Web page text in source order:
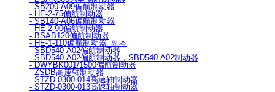
- SB200-A09偏航制动器
- HE-2-75偏航制动器
- SB140-A06偏航制动器
- HE-2-90偏航制动器
- BSAB120偏航制动器
- HE-1-110偏航制动器_副本
- SBD540-A02偏航制动器
- SBD540-A02偏航制动器，SBD540-A02制动器
- DWYBK001/1500偏航制动器
- ZSDB高速轴制动器
- STZD-0300-014高速轴制动器
- STZD-0300-013高速轴制动器